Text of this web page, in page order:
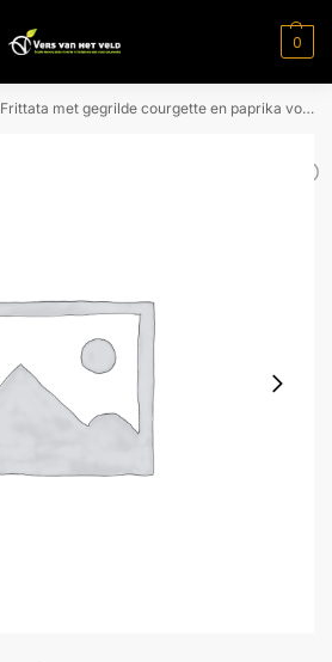
0
Frittata met gegrilde courgette en paprika voor 1 pers.